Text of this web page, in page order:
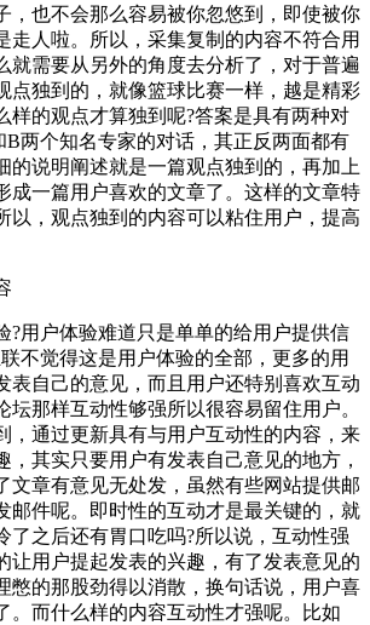
，也不会那么容易被你忽悠到，即使被你
走人啦。所以，采集复制的内容不符合用
就需要从另外的角度去分析了，对于普遍
点独到的，就像篮球比赛一样，越是精彩
样的观点才算独到呢?答案是具有两种对
B两个知名专家的对话，其正反两面都有
的说明阐述就是一篇观点独到的，再加上
成一篇用户喜欢的文章了。这样的文章特
以，观点独到的内容可以粘住用户，提高
户体验难道只是单单的给用户提供信
不觉得这是用户体验的全部，更多的用
表自己的意见，而且用户还特别喜欢互动
坛那样互动性够强所以很容易留住用户。
，通过更新具有与用户互动性的内容，来
，其实只要用户有发表自己意见的地方，
文章有意见无处发，虽然有些网站提供邮
邮件呢。即时性的互动才是最关键的，就
了之后还有胃口吃吗?所以说，互动性强
让用户提起发表的兴趣，有了发表意见的
憋的那股劲得以消散，换句话说，用户喜
。而什么样的内容互动性才强呢。比如